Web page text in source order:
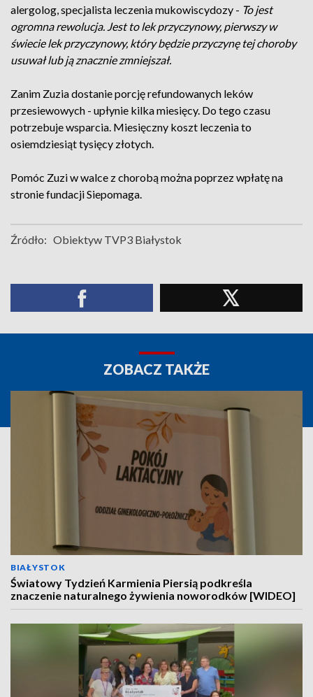
alergolog, specjalista leczenia mukowiscydozy - To jest
ogromna rewolucja. Jest to lek przyczynowy, pierwszy w
świecie lek przyczynowy, który będzie przyczynę tej choroby
usuwał lub ją znacznie zmniejszał.
Zanim Zuzia dostanie porcję refundowanych leków
przesiewowych - upłynie kilka miesięcy. Do tego czasu
potrzebuje wsparcia. Miesięczny koszt leczenia to
osiemdziesiąt tysięcy złotych.
Pomóc Zuzi w walce z chorobą można poprzez wpłatę na
stronie fundacji Siepomaga.
Źródło: Obiektyw TVP3 Białystok
ZOBACZ TAKŻE
BIAŁYSTOK
Światowy Tydzień Karmienia Piersią podkreśla
znaczenie naturalnego żywienia noworodków [WIDEO]